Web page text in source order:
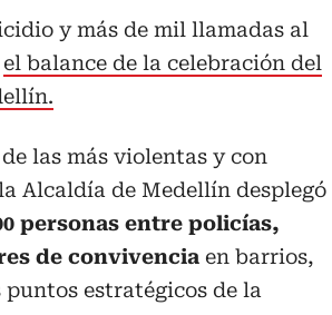
y más de mil llamadas al
el balance de la celebración del
las más violentas y con
Alcaldía de Medellín desplegó
personas entre policías,
de convivencia en barrios,
estratégicos de la